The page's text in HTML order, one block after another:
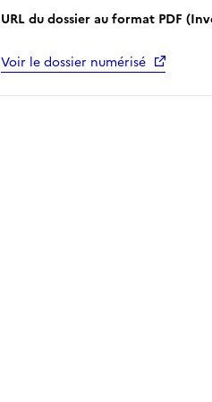
URL du dossier au format PDF
Voir le dossier numérisé